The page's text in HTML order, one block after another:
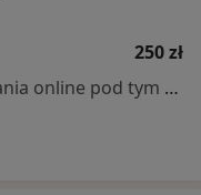
250 zł
Specjalista nie oferuje umawiania online pod tym adresem.